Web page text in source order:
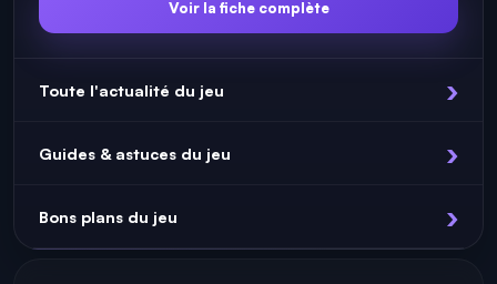
Voir la fiche complète
Toute l'actualité du jeu
Guides & astuces du jeu
Bons plans du jeu